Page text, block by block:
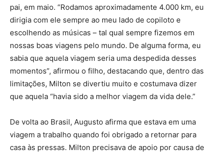
pai, em maio. “Rodamos aproximadamente 4.000 km, eu
dirigia com ele sempre ao meu lado de copiloto e
escolhendo as músicas – tal qual sempre fizemos em
nossas boas viagens pelo mundo. De alguma forma, eu
sabia que aquela viagem seria uma despedida desses
momentos”, afirmou o filho, destacando que, dentro das
limitações, Milton se divertiu muito e costumava dizer
que aquela “havia sido a melhor viagem da vida dele.”
De volta ao Brasil, Augusto afirma que estava em uma
viagem a trabalho quando foi obrigado a retornar para
casa às pressas. Milton precisava de apoio por causa de